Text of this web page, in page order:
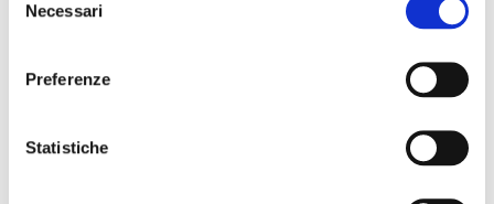
delNecessari
Preferenze
Statistiche